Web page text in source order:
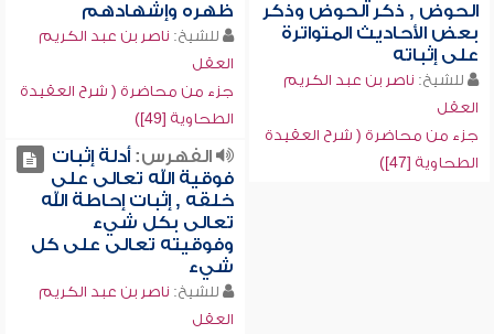
الحوض , ذكر الحوض وذكر
بعض الأحاديث المتواترة
على إثباته
للشيخ: ناصر بن عبد الكريم
العقل
جزء من محاضرة ( شرح العقيدة
الطحاوية [47])
ظهره وإشهادهم
للشيخ: ناصر بن عبد الكريم
العقل
جزء من محاضرة ( شرح العقيدة
الطحاوية [49])
الفهرس:أدلة إثبات
فوقية الله تعالى على
خلقه , إثبات إحاطة الله
تعالى بكل شيء
وفوقيته تعالى على كل
شيء
للشيخ: ناصر بن عبد الكريم
العقل